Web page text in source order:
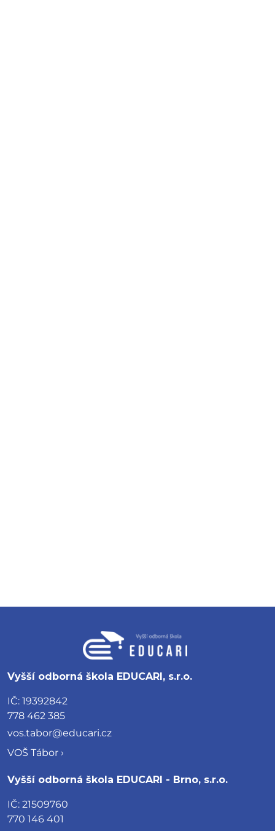
Vyšší odborná škola EDUCARI, s.r.o.
IČ: 19392842
778 462 385
vos.tabor@educari.cz
VOŠ Tábor ›
Vyšší odborná škola EDUCARI - Brno, s.r.o.
IČ: 21509760
770 146 401